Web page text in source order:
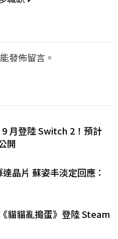
發佈留言。
月登陸 Switch 2！預計
開
晶片 蘇姿丰淡定回應：
貓貓亂搗蛋》登陸 Steam